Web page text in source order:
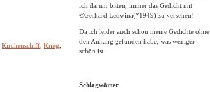
Kirchenschiff Krieg
ich darum bitten, immer das Gedicht mit
©Gerhard Ledwina(*1949) zu versehen!
Da ich leider auch schon meine Gedichte ohne
den Anhang gefunden habe, was weniger
schön ist.
Schlagwörter